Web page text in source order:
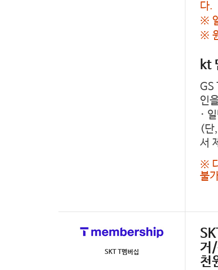
다.
※
※
kt
GS
인
·
(단
서
※
불
SKT T멤버십
거
천